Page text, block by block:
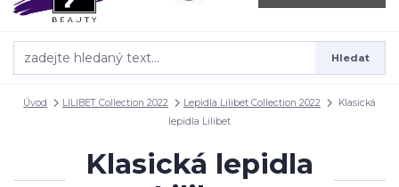
Hledat
Úvod LILIBET Collection 2022 Lepidla Lilibet Collection 2022
Klasická
lepidla Lilibet
Klasická lepidla